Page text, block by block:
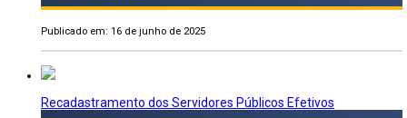
Publicado em: 16 de junho de 2025
Recadastramento dos Servidores Públicos Efetivos